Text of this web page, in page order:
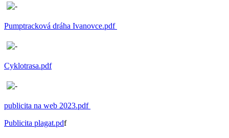
Pumptracková dráha Ivanovce.pdf
Cyklotrasa.pdf
publicita na web 2023.pdf
Publicita plagat.pdf